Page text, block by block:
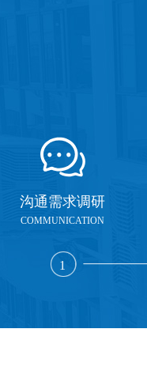
沟通需求调研
COMMUNICATION
1